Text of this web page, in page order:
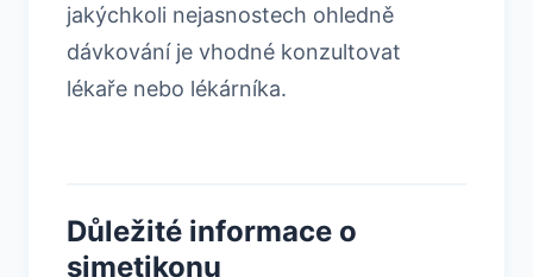
jakýchkoli nejasnostech ohledně
dávkování je vhodné konzultovat
lékaře nebo lékárníka.
Důležité informace o
simetikonu